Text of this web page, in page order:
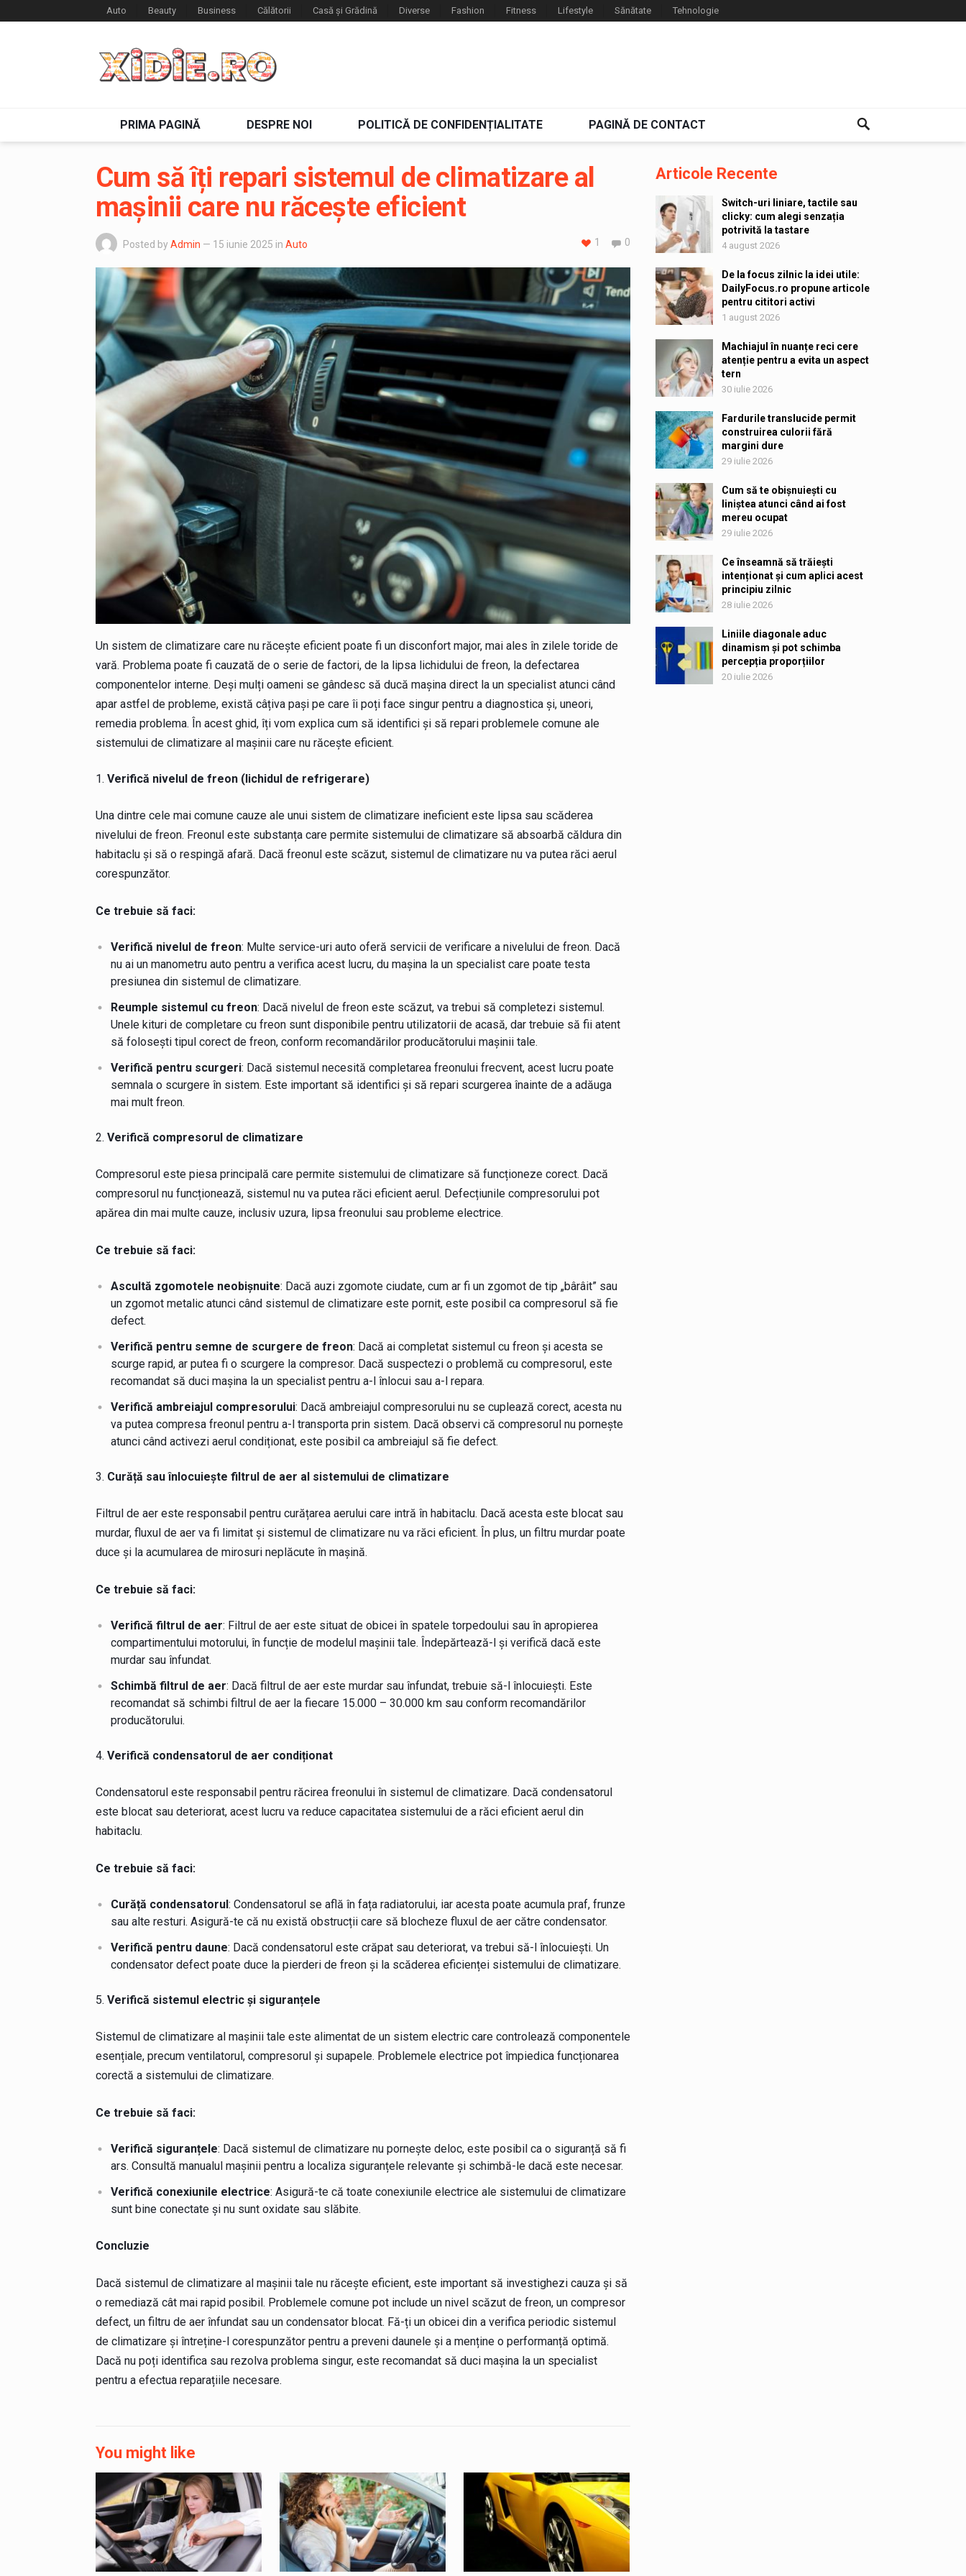
Auto Beauty Business Călătorii Casă și Grădină Diverse Fashion Fitness Lifestyle Sănătate Tehnologie
PRIMA PAGINĂ DESPRE NOI POLITICĂ DE CONFIDENȚIALITATE PAGINĂ DE CONTACT
Cum să îți repari sistemul de climatizare al
mașinii care nu răcește eficient
Posted by Admin — 15 iunie 2025 in Auto 0
1
Un sistem de climatizare care nu răcește eficient poate fi un disconfort major, mai ales în zilele toride de
vară. Problema poate fi cauzată de o serie de factori, de la lipsa lichidului de freon, la defectarea
componentelor interne. Deși mulți oameni se gândesc să ducă mașina direct la un specialist atunci când
apar astfel de probleme, există câțiva pași pe care îi poți face singur pentru a diagnostica și, uneori,
remedia problema. În acest ghid, îți vom explica cum să identifici și să repari problemele comune ale
sistemului de climatizare al mașinii care nu răcește eficient.
Verifică nivelul de freon (lichidul de refrigerare)
Una dintre cele mai comune cauze ale unui sistem de climatizare ineficient este lipsa sau scăderea
nivelului de freon. Freonul este substanța care permite sistemului de climatizare să absoarbă căldura din
habitaclu și să o respingă afară. Dacă freonul este scăzut, sistemul de climatizare nu va putea răci aerul
corespunzător.
Ce trebuie să faci:
Verifică nivelul de freon: Multe service-uri auto oferă servicii de verificare a nivelului de freon. Dacă
nu ai un manometru auto pentru a verifica acest lucru, du mașina la un specialist care poate testa
presiunea din sistemul de climatizare.
Reumple sistemul cu freon: Dacă nivelul de freon este scăzut, va trebui să completezi sistemul.
Unele kituri de completare cu freon sunt disponibile pentru utilizatorii de acasă, dar trebuie să fii atent
să folosești tipul corect de freon, conform recomandărilor producătorului mașinii tale.
Verifică pentru scurgeri: Dacă sistemul necesită completarea freonului frecvent, acest lucru poate
semnala o scurgere în sistem. Este important să identifici și să repari scurgerea înainte de a adăuga
mai mult freon.
Verifică compresorul de climatizare
Compresorul este piesa principală care permite sistemului de climatizare să funcționeze corect. Dacă
compresorul nu funcționează, sistemul nu va putea răci eficient aerul. Defecțiunile compresorului pot
apărea din mai multe cauze, inclusiv uzura, lipsa freonului sau probleme electrice.
Ce trebuie să faci:
Ascultă zgomotele neobișnuite: Dacă auzi zgomote ciudate, cum ar fi un zgomot de tip „bârâit” sau
un zgomot metalic atunci când sistemul de climatizare este pornit, este posibil ca compresorul să fie
defect.
Verifică pentru semne de scurgere de freon: Dacă ai completat sistemul cu freon și acesta se
scurge rapid, ar putea fi o scurgere la compresor. Dacă suspectezi o problemă cu compresorul, este
recomandat să duci mașina la un specialist pentru a-l înlocui sau a-l repara.
Verifică ambreiajul compresorului: Dacă ambreiajul compresorului nu se cuplează corect, acesta nu
va putea compresa freonul pentru a-l transporta prin sistem. Dacă observi că compresorul nu pornește
atunci când activezi aerul condiționat, este posibil ca ambreiajul să fie defect.
Curăță sau înlocuiește filtrul de aer al sistemului de climatizare
Filtrul de aer este responsabil pentru curățarea aerului care intră în habitaclu. Dacă acesta este blocat sau
murdar, fluxul de aer va fi limitat și sistemul de climatizare nu va răci eficient. În plus, un filtru murdar poate
duce și la acumularea de mirosuri neplăcute în mașină.
Ce trebuie să faci:
Verifică filtrul de aer: Filtrul de aer este situat de obicei în spatele torpedoului sau în apropierea
compartimentului motorului, în funcție de modelul mașinii tale. Îndepărtează-l și verifică dacă este
murdar sau înfundat.
Schimbă filtrul de aer: Dacă filtrul de aer este murdar sau înfundat, trebuie să-l înlocuiești. Este
recomandat să schimbi filtrul de aer la fiecare 15.000 – 30.000 km sau conform recomandărilor
producătorului.
Verifică condensatorul de aer condiționat
Condensatorul este responsabil pentru răcirea freonului în sistemul de climatizare. Dacă condensatorul
este blocat sau deteriorat, acest lucru va reduce capacitatea sistemului de a răci eficient aerul din
habitaclu.
Ce trebuie să faci:
Curăță condensatorul: Condensatorul se află în fața radiatorului, iar acesta poate acumula praf, frunze
sau alte resturi. Asigură-te că nu există obstrucții care să blocheze fluxul de aer către condensator.
Verifică pentru daune: Dacă condensatorul este crăpat sau deteriorat, va trebui să-l înlocuiești. Un
condensator defect poate duce la pierderi de freon și la scăderea eficienței sistemului de climatizare.
Verifică sistemul electric și siguranțele
Sistemul de climatizare al mașinii tale este alimentat de un sistem electric care controlează componentele
esențiale, precum ventilatorul, compresorul și supapele. Problemele electrice pot împiedica funcționarea
corectă a sistemului de climatizare.
Ce trebuie să faci:
Verifică siguranțele: Dacă sistemul de climatizare nu pornește deloc, este posibil ca o siguranță să fi
ars. Consultă manualul mașinii pentru a localiza siguranțele relevante și schimbă-le dacă este necesar.
Verifică conexiunile electrice: Asigură-te că toate conexiunile electrice ale sistemului de climatizare
sunt bine conectate și nu sunt oxidate sau slăbite.
Concluzie
Dacă sistemul de climatizare al mașinii tale nu răcește eficient, este important să investighezi cauza și să
o remediază cât mai rapid posibil. Problemele comune pot include un nivel scăzut de freon, un compresor
defect, un filtru de aer înfundat sau un condensator blocat. Fă-ți un obicei din a verifica periodic sistemul
de climatizare și întreține-l corespunzător pentru a preveni daunele și a menține o performanță optimă.
Dacă nu poți identifica sau rezolva problema singur, este recomandat să duci mașina la un specialist
pentru a efectua reparațiile necesare.
You might like
Articole Recente
Switch-uri liniare, tactile sau
clicky: cum alegi senzația
potrivită la tastare
4 august 2026
De la focus zilnic la idei utile:
DailyFocus.ro propune articole
pentru cititori activi
1 august 2026
Machiajul în nuanțe reci cere
atenție pentru a evita un aspect
tern
30 iulie 2026
Fardurile translucide permit
construirea culorii fără
margini dure
29 iulie 2026
Cum să te obișnuiești cu
liniștea atunci când ai fost
mereu ocupat
29 iulie 2026
Ce înseamnă să trăiești
intenționat și cum aplici acest
principiu zilnic
28 iulie 2026
Liniile diagonale aduc
dinamism și pot schimba
percepția proporțiilor
20 iulie 2026